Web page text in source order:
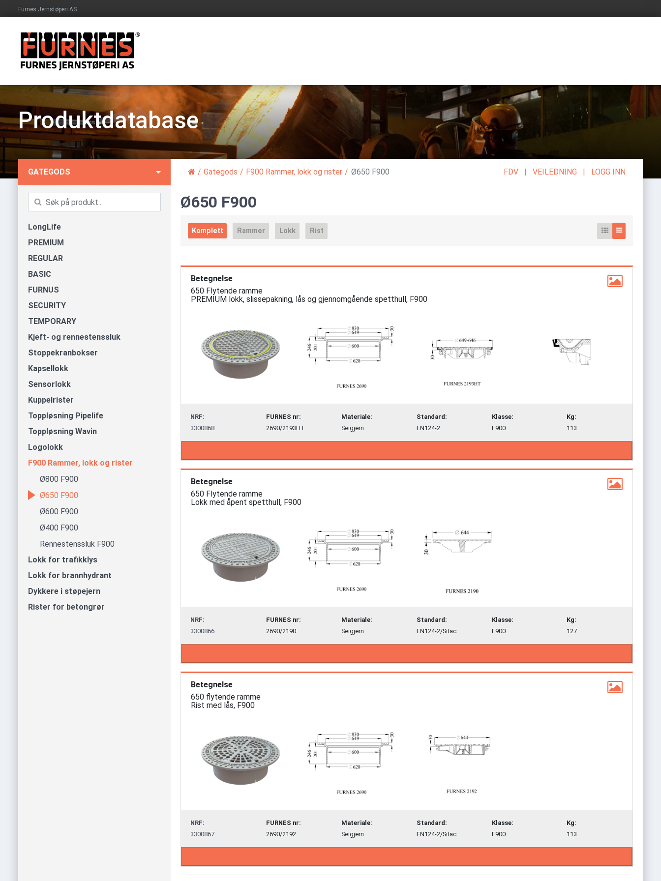
Furnes Jernstøperi AS
Produktdatabase
GATEGODS
LongLife
PREMIUM
REGULAR
BASIC
FURNUS
SECURITY
TEMPORARY
Kjeft- og rennestenssluk
Stoppekranbokser
Kapsellokk
Sensorlokk
Kuppelrister
Toppløsning Pipelife
Toppløsning Wavin
Logolokk
F900 Rammer, lokk og rister
Ø800 F900
Ø650 F900
Ø600 F900
Ø400 F900
Rennestenssluk F900
Lokk for trafikklys
Lokk for brannhydrant
Dykkere i støpejern
Rister for betongrør
/ Gategods / F900 Rammer, lokk og rister / Ø650 F900 FDV | VEILEDNING | LOGG INN
Ø650 F900
Komplett Rammer Lokk Rist
Betegnelse
650 Flytende ramme
PREMIUM lokk, slissepakning, lås og gjennomgående spetthull, F900
NRF: FURNES nr: Materiale: Standard: Klasse:
Kg:
3300868
2690/2193HT Seigjern EN124-2 F900 113
Betegnelse
650 Flytende ramme
Lokk med åpent spetthull, F900
NRF: FURNES nr: Materiale: Standard: Klasse:
Kg:
3300866
2690/2190 Seigjern EN124-2/Sitac F900 127
Betegnelse
650 flytende ramme
Rist med lås, F900
NRF: FURNES nr: Materiale: Standard: Klasse:
Kg:
3300867
2690/2192 Seigjern EN124-2/Sitac F900 113